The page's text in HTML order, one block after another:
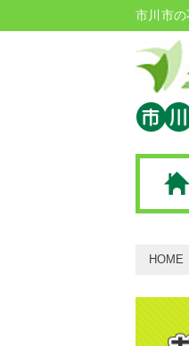
市川市
HOME